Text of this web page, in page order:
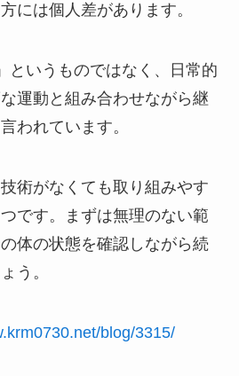
には個人差があります。
というものではなく、日常的
運動と組み合わせながら継
われています。
術がなくても取り組みやす
です。まずは無理のない範
体の状態を確認しながら続
う。
blog/3315/